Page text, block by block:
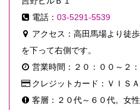
電話： 03-5291-5539
アクセス：高田馬場より徒
を下って右側です。
営業時間：２０：００～２
クレジットカード：ＶＩＳ
客層：２０代～６０代。女